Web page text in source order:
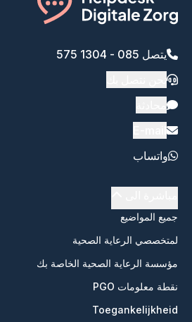
يتصل 085 - 1304 575
واتساب
جميع المواضيع
لمتخصصي الرعاية الصحية
مؤسسة الرعاية الصحية الخاصة بك
نقطة معلومات PGO
Toegankelijkheid